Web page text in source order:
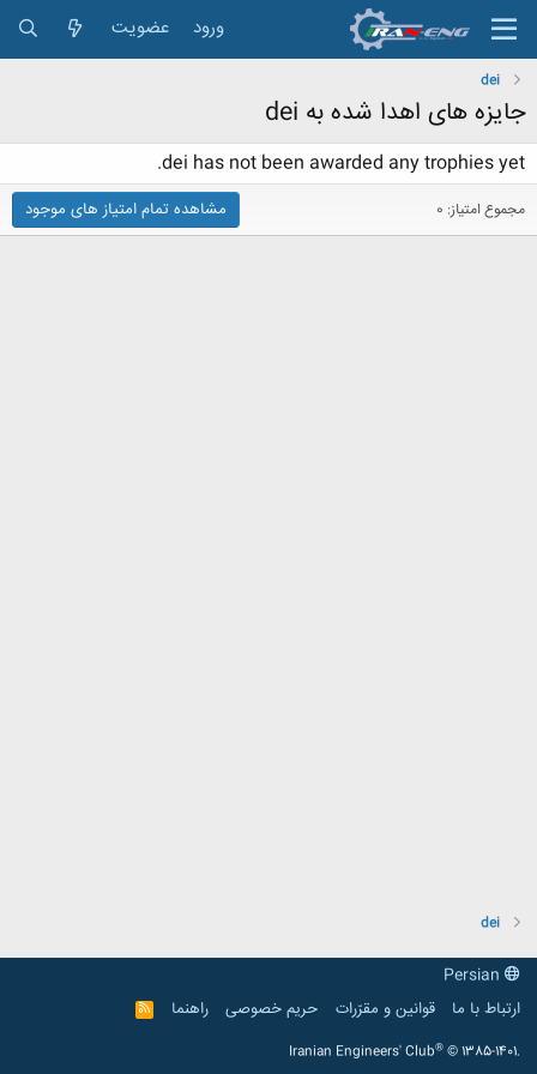
ورود عضویت
dei
جایزه های اهدا شده به dei
dei has not been awarded any trophies yet.
مجموع امتیاز: 0 مشاهده تمام امتیاز های موجود
dei
ارتباط با ما
قوانین و مقرّرات حریم خصوصی راهنما
R
S
Iranian Engineers' Club® © 1385-1401.